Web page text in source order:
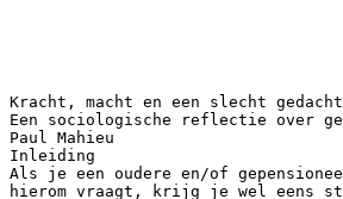
Kracht, macht en een slecht gedacht Een sociologische reflectie over geweld en scholen Paul Mahieu Inleiding Als je een oudere en/of gepensioneerde leerkracht hierom vraagt, krijg je wel eens sterke historische verhalen over ‘geweld op school’ te horen: bij ongehoord gedrag werd een leerling voeger al vlug fysiek aangepakt. Als die dan thuis kwam waren de uiterlijke tekenen van het pak slag voldoende voor een bijkomende vaderlijke bestraffing. Die ouder reageert nu anders. In de Nederlandse kwaliteitskrant NRC-Handelsblad was op 4 juni 2005 het volgende te lezen: “Bijna 2600 van de 7000 basisscholen hebben in de afgelopen drie jaar te maken gehad met bedreigingen door ouders. Op meer dan 900 scholen is door ouders lichamelijk geweld gebruikt tegen personeel (…) Verbaal geweld van ouders tegen leerkrachten komt het meest voor: meer dan de helft van de scholen heeft daar mee te maken. Op elf procent van de scholen is door ouders lichamelijk geweld gebruikt. Slechts in de helft van de gevallen is aangifte gedaan. Om welke vormen van fysieke agressie het gaat is niet onderzocht. In Vlaanderen zijn over geweld door ouders geen cijfers beschikbaar. Geweld op scholen is in Vlaanderen - zeker in vergelijking met zijn buren inzonderheid Nederland en Walloni&euml; – geen issue, laat staan dat het Vlaamse sociologen zou mobiliseren. In een studiedag georganiseerd door het Interfacultair Centrum voor Onderwijsrecht werd het hoge woord dan ook vooral door criminologen en juristen gevoerd.1 Nochtans is geweld een thema dat sociologen niet vreemd is. Arendt, Girard, Marx en Marcuse zijn maar enkele voorbeelden van voorname sociologen die het conflictmatige van de samenleving beklemtoonden en geweld beschreven als een gevolg ervan dan wel als een oplossing ervoor. Sommige sociologische handboeken behandelen geweld dan ook als rode draad2 Van de sociologie kan daarom een bijdrage verwacht worden om het fenomeen “geweld op school” te beschrijven en te verklaren. Zo’n beschrijving zou alvast resulteren in enige objectivering en relativering van wat thans vaak als incidenten wordt uitvergroot in de media. Verklaringen kunnen bijdragen tot het beter verstaan van en dus ook kunnen omgaan met het fenomeen. Aan literatuur ontbreekt het alvast niet. Een zoekopdracht via Google op het trefwoord “violence in schools” levert niet minder dan 1 Op 2/12/1998. De Lezingen werden gebundeld in het themanummer “geweld op kinderen – geweld op school’: Tijdschrift voor onderwijsrecht en onderwijsbeleid, 1999-2000, nr 1-2. 2 Zie bijvoorbeeld SCHREURS, B.: Agressie en geweld; een kennismaking met de sociale wetenschappen. Bussum, Coutinhou, 1998. 1 89600 hits op … Voor ons referentiekader baseren wij ons hoofdzakelijk op drie Vlaamse auteurs: D’aes3, Maes4 en Raes5. Beschrijven Sociologen beschrijven en verklaren. Beschrijven vereist vooreerst een definitie. Dan worden wij al meteen geconfronteerd met allerlei uiteenlopende omschrijvingen al of niet in relatie met begrippen als agressie, antisociaal gedrag, delinquentie, etc. In een van de weinig Vlaamse empirische studies over geweld op school, terug te vinden op “schooldirect6”, vinden wij volgende definitie: “Geweld of antisociaal gedrag op school heeft betrekking op het hele spectrum van verbale of non-verbale interacties tussen personen die in of rond de school actief zijn, waarbij sprake is van daadwerkelijke of vermeende kwalijke bedoelingen die psychische, lichamelijke of materi&euml;le schade of letsel toebrengen aan personen of objecten in of rond de school en waarbij formele of informele gedragsregels geschonden worden”. Het onderzoek maakt daarbij een opdeling naar volgende vormen van antisociaal gedrag bij leerlingen: • fysiek geweld of bedreiging tegen personen (slagen, vechtpartijen, - poging tot – verkrachting, …); • andere vormen van delinquent gedrag (diefstal, vandalisme, druggebruik, wapendracht, …): • statusdelicten (spijbelen, fuge); • schoolgebonden normovertredend gedrag (les storen, klas verlaten, brutaliteiten tegenover leraren, …). Hierbij vallen enkel de twee eerste vormen onder ‘crimineel gedrag’, namelijk gedrag dat juridisch vervolgbaar is. Walgrave en Vettenburg koppelen aan het begrip ook een analyse inzake het gevoel van onveiligheid door leerkrachten. Eerder deed D’aes hetzelfde. Notten7 pleit voor een bredere definitie: “Met de brede definitie doelen wij niet alleen op jeugdcriminaliteit, maar ook op het verborgen geweld zoals huishoudelijk geweld en pestgedrag en op structureel geweld zoals armoede, sociale uitsluiting, discriminatie en schooluitval. De brede definitie is ook belangrijk omdat de uiteenlopende geweldsvormen in de publieke discussie over veiligheid in verschillend mate aandacht krijgen. Straatgeweld krijgt veel aandacht. De aandacht voor huiselijk geweld blijft achter.” 3 D’AES, M.: Geweld op school: uitzonderlijk en alledaags. In: Handboek Leerlingenbegeleiding, afl. 28, 1999. MAES, Chr.: Geweld op school. De strafrechter is niet meer dan een lijnrechter. In: Tijdschrift voor onderwijsrecht en onderwijsbeleid, 1999-2000, nr. 1-2. 5 RAES, K.: Agressie en geweld op school. Een socio-ethische exploratie. In: Tijdschrift voor onderwijsrecht en onderwijsbeleid, 1999-2000, nr. 1-2. 6 Onveiligheidsgevoelens en antisociaal gedrag. Samenvatting en onderzoeksresultaten. http://www.ond.vlaanderen.be/schooldirect/bijlagen/onveiligheid.htm In hun artikel: Antisociaal gedrag op school voorkomen en oplossen, T.O.R.B., 1999-2000, p. 17-30 verwijzen SCHEYS, DUPONT, en HUYLEBROECK naar WALGRAVE en VETTENBURG als auteurs van deze studie 7 NOTTEN, Ton: De stad als opvoeder? Kanttekeningen bij een euforie – opmerkingen over een Rotterdamse aanpak. 4 2 Vanuit een sociologisch perspectief heeft Notten gelijk. Het gevaar is echter dat zo het onderwijsperspectief totaal in de verdrukking komt. Wij kiezen er daarom voor de brede benadering te integreren in het verder gepresenteerde “contextueel” model. De eerdere aangehaalde Vlaamse beschrijvende studie onderscheidt volgende “delicten”: zwartrijden, diefstal, vandalisme, druggebruik, wapendracht, slagen, weglopen en drugsverkoop. De resultaten van de studie komen in het kort hierop neer: meer jongens dan meisjes vertonen delinquent gedrag. Antisociaal gedrag komt in opklimende mate voor in ASO resp. TSO en BSO. Het onderzoek bevroeg ook de frequentie van dit gedrag. Daaruit blijkt dat circa de helft van de leerlingen zich aan geen enkele van deze vormen van antisociaal gedrag schuldig maakt, 40% van 1 tot 3 feiten en een kleine groep van 10% die aanstipt 4 of meer keren dit type gedrag te vertonen. Deze groep krijgt in het rapport het etiket “veelplegers” en vormt duidelijk een groep die om bijzondere aandacht vraagt. Bij de deeltijds leerplichtigen hoort 37% tot de groep van de “veelplegers”. 70 tot 90% van de delicten die jongeren plegen worden nooit ontdekt. Uitzondering hierop vormt de groep ‘slagen en verwondingen’, waar slechts 55% niet werd ontdekt. Het ontdekken gebeurt meestal door direct betrokken personen: ouders, lief, vrienden, leraren, controleurs of winkelbedienden. 84,4% van de jongeren stelt nooit in contact te zijn geweest met de politie. De uitspraak “leerlingen zijn gewelddadiger dan vroeger’ wordt echter niet door vergelijkbaar onderzoeksmateriaal onderbouwd. D’ Aes8 stelt dan ook terecht dat zo’n uitspraak niet voldoet: • De formulering is vaag en algemeen. • Er is geen defini&euml;ring in termen van gedrag. • De oorzaak wordt al meteen mee opgenomen in de probleemstelling: het is nu eenmaal zo. • Men gaat uit van twee wijdverbreide vooroordelen: - De hedendaagse jeugd is agressiever dan vorige generaties. - Er wordt op school meer geweld gepleegd dan vroeger. • Men hanteert impliciet een bepaalde visie op geweld die niet in vraag wordt gesteld: Agressie is verwerpelijk en moet op school altijd vermeden woerden. In gevallen van agressie is het zonder meer duidelijk wie het slachtoffer is en wie de dader. De dader moet worden gestraft. D’ Aes refereert naar Ferwerda9 die historisch-sociologische analyse maakte van geweldpraktijken in Nederland, en concludeert:”Geweld – in welke vorm dan ook – is van alle tijden. In vroegere eeuwen lag het feitelijk geweldniveau wellicht hoger dan tegenwoordig, maar mensen zijn nu gevoeliger voor fysiek geweld.” Het citaat illustreert wel de rol van de media. Maes10 refereert ter zake naar Sarlee11 die stelt: “De persoonlijke ervaring ontbreekt steeds meer en deze wordt vervangen door de informatie via de media. Dit stelt de media in een erg comfortabele machtspositie. De media oefenen vooral veel 8 D’AES, M.: a.c., blz 143. FERWEDA, H.: over de ontkenning en erkenning van geweld op school. In: VAN DER PLOEG, J. &amp; MOOIJ, T.: Geweld op school; omvang, oorzaak, preventie en aanpak. Rotterdam, Lemniscaat, 1998, blz. 156. 10 MAES, CHR.: a.c., blz. 96. 11 SARLEE, W.: De invloed van de massamedia op de criminaliteit. 9 3 invloed uit, niet zozeer door wat ze vertellen, maar veeleer door de keuze van de onderwerpen waaraan ze al dan niet aandacht besteden. Dat de media ook de reactie van het strafrechtelijk apparaat op de criminaliteit be&iuml;nvloeden ligt minder voor de hand. Toch zijn er aanwijzingen dat de invloed van de media zich ook hier laat gelden. Het beleid vanuit het Ministerie van Justitie blijkt be&iuml;nvloed te worden door de “beeldvorming” van de media; ook de rechterlijke macht ontsnapt niet aan die invloed: de rechter vult de hem beschikbare informatie op met “lekentheorie&euml;n” die bestaan uit “halve waarheden, vooroordelen en stereotypen’. Ferweda12 besluit: “De aandacht voor geweld is soms wel eens disproportioneel. Dit heeft waarschijnlijk alles te maken met de grote bedreiging die van dergelijke delicten uitgaat, maar ook met nieuwsgierigheid en fascinatie”. Verklaren Na het beschrijven (alhoewel beperkt tot leerlingen bij gebrek aan breder onderzoek) kunnen we overgaan tot het duiden van de cijfers. Hiervoor past een inzichtelijk model. In onder